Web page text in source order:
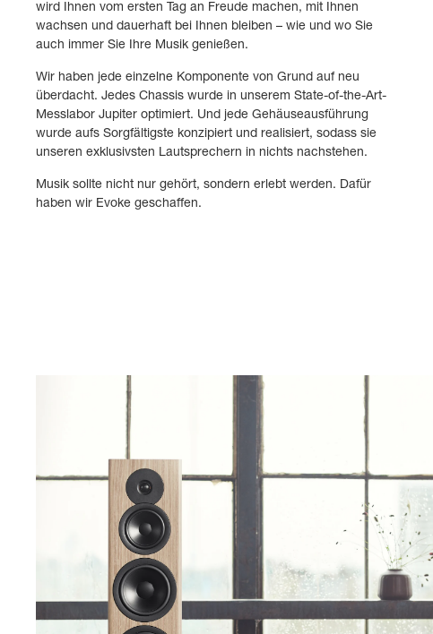
wird Ihnen vom ersten Tag an Freude machen, mit Ihnen
wachsen und dauerhaft bei Ihnen bleiben – wie und wo Sie
auch immer Sie Ihre Musik genießen.
Wir haben jede einzelne Komponente von Grund auf neu
überdacht. Jedes Chassis wurde in unserem State-of-the-Art-
Messlabor Jupiter optimiert. Und jede Gehäuseausführung
wurde aufs Sorgfältigste konzipiert und realisiert, sodass sie
unseren exklusivsten Lautsprechern in nichts nachstehen.
Musik sollte nicht nur gehört, sondern erlebt werden. Dafür
haben wir Evoke geschaffen.
Evoke 10